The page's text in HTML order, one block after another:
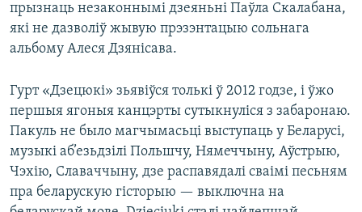
прызнаць незаконнымі дзеяньні Паўла Скалабана,
які не дазволіў жывую прэзэнтацыю сольнага
альбому Алеся Дзянісава.
Гурт «Дзецюкі» зьявіўся толькі ў 2012 годзе, і ўжо
першыя ягоныя канцэрты сутыкнуліся з забаронаю.
Пакуль не было магчымасьці выступаць у Беларусі,
музыкі аб’езьдзілі Польшчу, Нямеччыну, Аўстрыю,
Чэхію, Славаччыну, дзе распавядалі сваімі песьням
пра беларускую гісторыю — выключна на